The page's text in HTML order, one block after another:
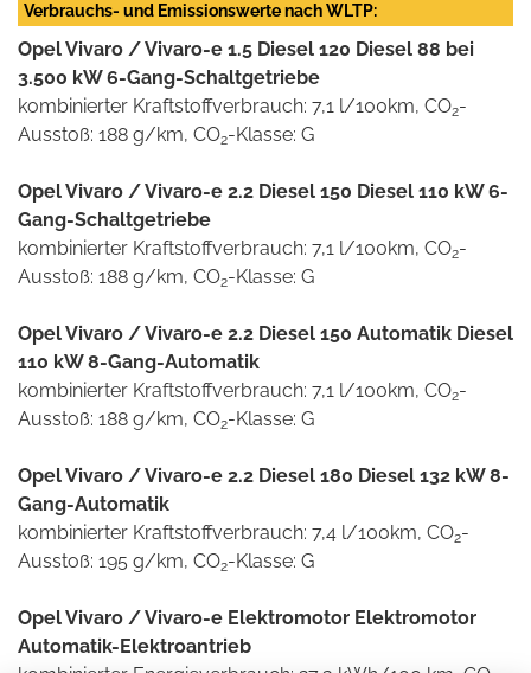
Verbrauchs- und Emissionswerte nach WLTP:
Opel Vivaro / Vivaro-e 1.5 Diesel 120 Diesel 88 bei
3.500 kW 6-Gang-Schaltgetriebe
kombinierter Kraftstoffverbrauch: 7,1 l/100km, CO2-
Ausstoß: 188 g/km, CO2-Klasse: G
Opel Vivaro / Vivaro-e 2.2 Diesel 150 Diesel 110 kW 6-
Gang-Schaltgetriebe
kombinierter Kraftstoffverbrauch: 7,1 l/100km, CO2-
Ausstoß: 188 g/km, CO2-Klasse: G
Opel Vivaro / Vivaro-e 2.2 Diesel 150 Automatik Diesel
110 kW 8-Gang-Automatik
kombinierter Kraftstoffverbrauch: 7,1 l/100km, CO2-
Ausstoß: 188 g/km, CO2-Klasse: G
Opel Vivaro / Vivaro-e 2.2 Diesel 180 Diesel 132 kW 8-
Gang-Automatik
kombinierter Kraftstoffverbrauch: 7,4 l/100km, CO2-
Ausstoß: 195 g/km, CO2-Klasse: G
Opel Vivaro / Vivaro-e Elektromotor Elektromotor
Automatik-Elektroantrieb